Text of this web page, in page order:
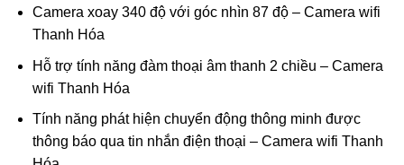
Camera xoay 340 độ với góc nhìn 87 độ – Camera wifi
Thanh Hóa
Hỗ trợ tính năng đàm thoại âm thanh 2 chiều – Camera
wifi Thanh Hóa
Tính năng phát hiện chuyển động thông minh được
thông báo qua tin nhắn điện thoại – Camera wifi Thanh